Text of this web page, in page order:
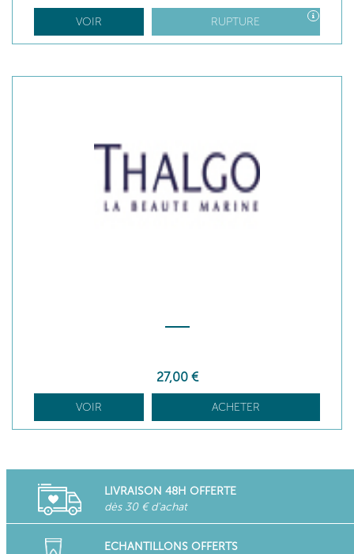
VOIR RUPTURE
27,00 €
VOIR ACHETER
LIVRAISON 48H OFFERTE
dès 30 € d'achat
ECHANTILLONS OFFERTS